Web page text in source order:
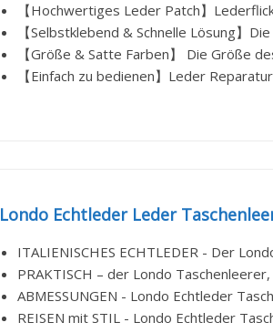
【Hochwertiges Leder Patch】
【Selbstklebend & Schnelle Lösung】
【Größe & Satte Farben】 Die Größe
【Einfach zu bedienen】Leder
Londo Echtleder Leder
ITALIENISCHES ECHTLEDER - Der
PRAKTISCH – der Londo
ABMESSUNGEN - Londo Echtleder
REISEN mit STIL - Londo Echtleder